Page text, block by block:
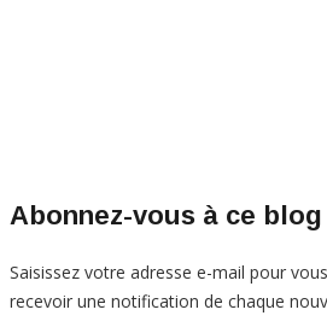
Abonnez-vous à ce
Saisissez votre adresse e-mail pour
recevoir une notification de chaque